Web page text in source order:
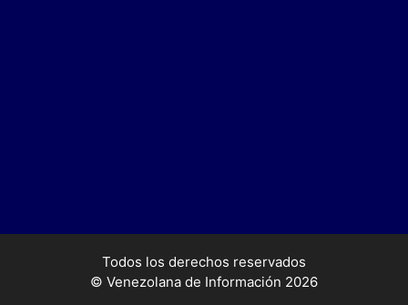
Todos los derechos reservados
© Venezolana de Información 2026